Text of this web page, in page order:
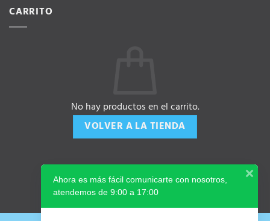
CARRITO
No hay productos en el carrito.
VOLVER A LA TIENDA
Ahora es más fácil comunicarte con nosotros,
atendemos de 9:00 a 17:00